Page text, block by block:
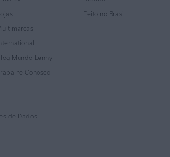
de Dados
Lojas
Mundo Lenny
Conosco
Feito no Brasil